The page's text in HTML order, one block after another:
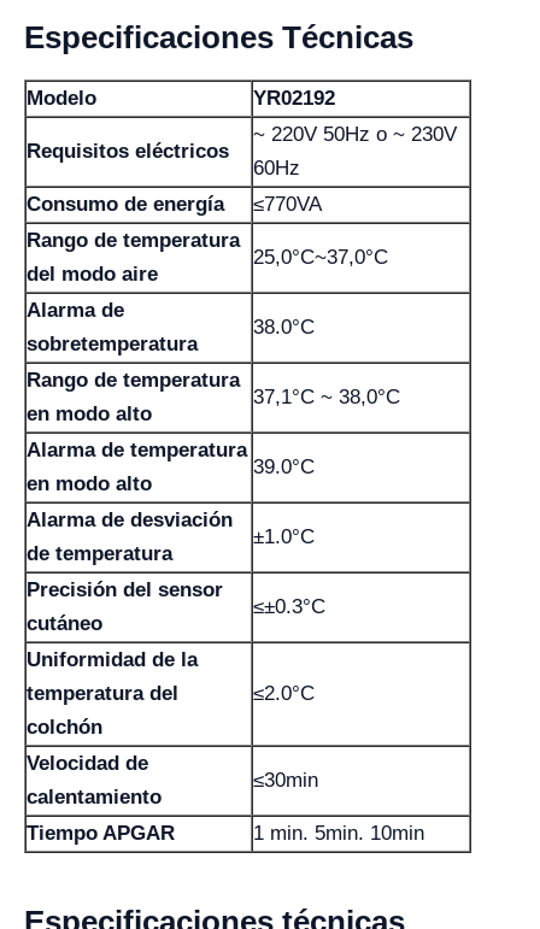
Especificaciones Técnicas
Modelo YR02192
Requisitos eléctricos
~ 220V 50Hz o ~ 230V
60Hz
Consumo de energía
≤770VA
Rango de temperatura
del modo aire
25,0°C~37,0°C
Alarma de
sobretemperatura
38.0°C
Rango de temperatura
en modo alto
37,1°C ~ 38,0°C
Alarma de temperatura
en modo alto
39.0°C
Alarma de desviación
de temperatura
±1.0°C
Precisión del sensor
cutáneo
≤±0.3°C
Uniformidad de la
temperatura del
colchón
≤2.0°C
Velocidad de
calentamiento
≤30min
Tiempo APGAR 1 min. 5min. 10min
Especificaciones técnicas